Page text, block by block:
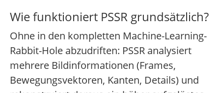
Wie funktioniert PSSR grundsätzlich?
Ohne in den kompletten Machine-Learning-
Rabbit-Hole abzudriften: PSSR analysiert
mehrere Bildinformationen (Frames,
Bewegungsvektoren, Kanten, Details) und